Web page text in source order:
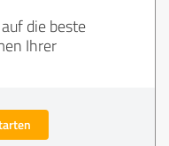
die beste
Ihrer